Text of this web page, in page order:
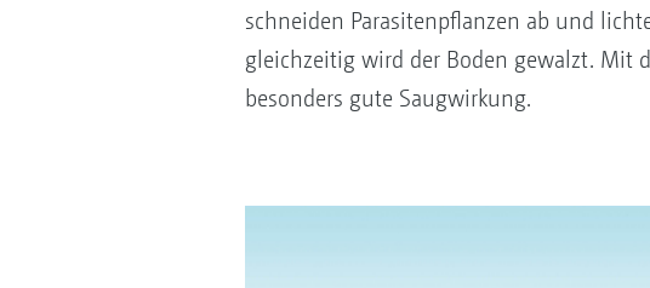
schneiden Parasitenpflanzen ab und
gleichzeitig wird der Boden gewalzt. Mit
besonders gute Saugwirkung.